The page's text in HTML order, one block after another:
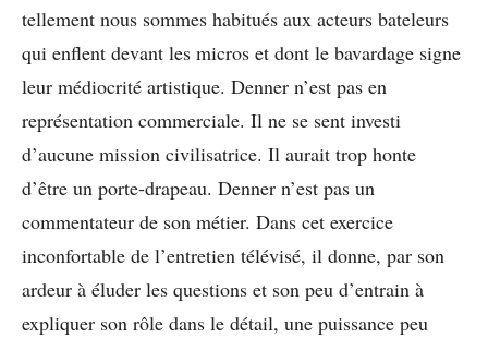
tellement nous sommes habitués aux acteurs bateleurs
qui enflent devant les micros et dont le bavardage signe
leur médiocrité artistique. Denner n’est pas en
représentation commerciale. Il ne se sent investi
d’aucune mission civilisatrice. Il aurait trop honte
d’être un porte-drapeau. Denner n’est pas un
commentateur de son métier. Dans cet exercice
inconfortable de l’entretien télévisé, il donne, par son
ardeur à éluder les questions et son peu d’entrain à
expliquer son rôle dans le détail, une puissance peu